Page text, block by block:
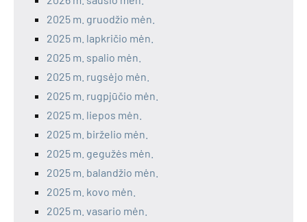
2025 m. gruodžio mėn.
2025 m. lapkričio mėn.
2025 m. spalio mėn.
2025 m. rugsėjo mėn.
2025 m. rugpjūčio mėn.
2025 m. liepos mėn.
2025 m. birželio mėn.
2025 m. gegužės mėn.
2025 m. balandžio mėn.
2025 m. kovo mėn.
2025 m. vasario mėn.